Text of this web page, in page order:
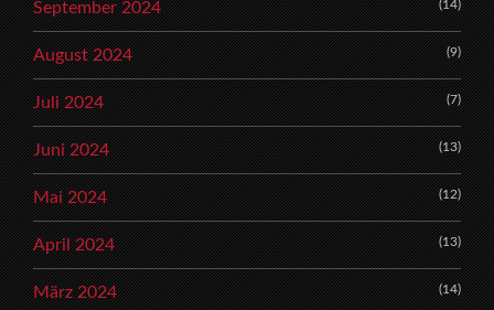
September 2024 (14)
August 2024 (9)
Juli 2024 (7)
Juni 2024 (13)
Mai 2024 (12)
April 2024 (13)
März 2024 (14)